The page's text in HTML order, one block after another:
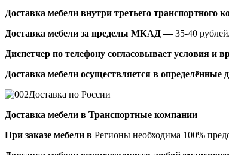
Доставка мебели внутри третьего
Доставка мебели за пределы МКАД —35-40
Диспетчер по телефону согласовывает условия и
Доставка мебели осуществляется в определённые
Доставка по России
Доставка мебели в Транспортные компании
При заказе мебели в Регионы необходима 100%